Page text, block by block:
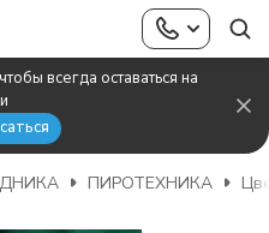
всегда оставаться на
ПИРОТЕХНИКА